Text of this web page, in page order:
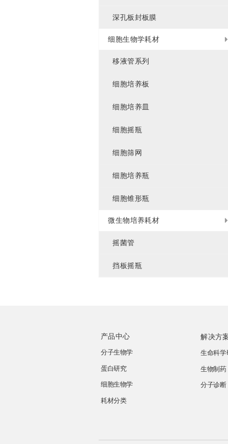
深孔板封板膜
细胞生物学耗材
移液管系列
细胞培养板
细胞培养皿
细胞摇瓶
细胞筛网
细胞培养瓶
细胞锥形瓶
微生物培养耗材
摇菌管
挡板摇瓶
产品中心
分子生物学
蛋白研究
细胞生物学
耗材分类
解决方
生命科学
生物制药
分子诊断